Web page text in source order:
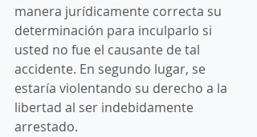
manera jurídicamente correcta su
determinación para inculparlo si
usted no fue el causante de tal
accidente. En segundo lugar, se
estaría violentando su derecho a la
libertad al ser indebidamente
arrestado.